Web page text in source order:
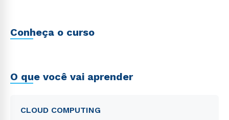
Conheça o curso
O que você vai aprender
CLOUD COMPUTING